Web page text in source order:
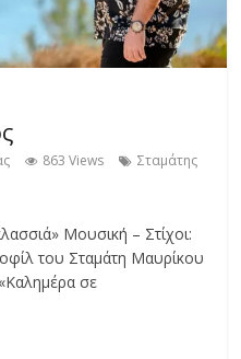
863 Views
Σταμάτης
Μουσική – Στίχοι:
του Σταμάτη Μαυρίκου
σε